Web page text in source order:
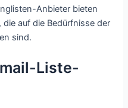
Anbieter bieten
auf die Bedürfnisse der
sind.
Liste-